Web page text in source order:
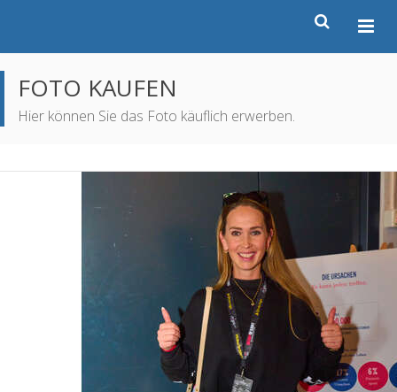
FOTO KAUFEN
Hier können Sie das Foto käuflich erwerben.